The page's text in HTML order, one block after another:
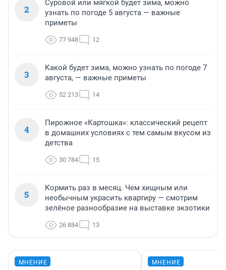
2
Суровой или мягкой будет зима, можно
узнать по погоде 5 августа — важные
приметы
77 948 12
3
Какой будет зима, можно узнать по погоде 7
августа, — важные приметы
52 213 14
4
Пирожное «Картошка»: классический рецепт
в домашних условиях с тем самым вкусом из
детства
30 784 15
5
Кормить раз в месяц. Чем хищным или
необычным украсить квартиру — смотрим
зелёное разнообразие на выставке экзотики
26 884 13
МНЕНИЕ МНЕНИЕ